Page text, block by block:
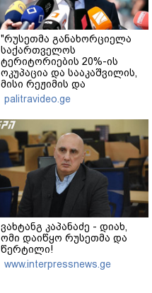
"რუსეთმა განახორციელა
საქართველოს
ტერიტორიების 20%-ის
ოკუპაცია და სააკაშვილის,
მისი რეჟიმის და
"ნაცმოძრაობის" ღალატი
ვერანაირად ვერ
გადაფარავს ამ
დანაშაულს" - ირაკლი
კობახიძე
palitravideo.ge
ვახტანგ კაპანაძე - დიახ,
ომი დაიწყო რუსეთმა და
წერტილი!
www.interpressnews.ge